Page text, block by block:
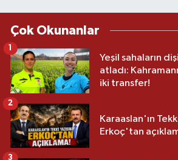
Çok Okunanlar
Yeşil sahaların
atladı:
iki transfer!
Karaaslan'ın
Erkoç'tan
2
3